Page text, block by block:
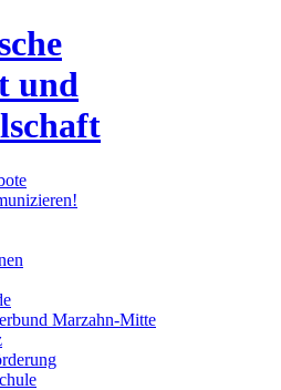
und
Marzahn-Mitte